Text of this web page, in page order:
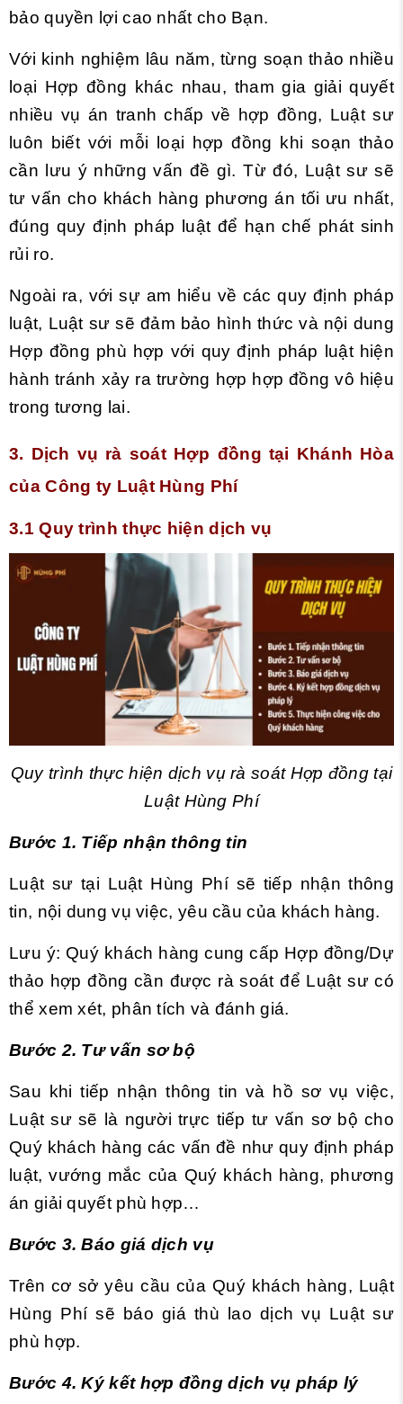
bảo quyền lợi cao nhất cho Bạn.
Với kinh nghiệm lâu năm, từng soạn thảo nhiều
loại Hợp đồng khác nhau, tham gia giải quyết
nhiều vụ án tranh chấp về hợp đồng, Luật sư
luôn biết với mỗi loại hợp đồng khi soạn thảo
cần lưu ý những vấn đề gì. Từ đó, Luật sư sẽ
tư vấn cho khách hàng phương án tối ưu nhất,
đúng quy định pháp luật để hạn chế phát sinh
rủi ro.
Ngoài ra, với sự am hiểu về các quy định pháp
luật, Luật sư sẽ đảm bảo hình thức và nội dung
Hợp đồng phù hợp với quy định pháp luật hiện
hành tránh xảy ra trường hợp hợp đồng vô hiệu
trong tương lai.
3. Dịch vụ rà soát Hợp đồng tại Khánh Hòa
của Công ty Luật Hùng Phí
3.1 Quy trình thực hiện dịch vụ
Quy trình thực hiện dịch vụ rà soát Hợp đồng tại
Luật Hùng Phí
Bước 1. Tiếp nhận thông tin
Luật sư tại Luật Hùng Phí sẽ tiếp nhận thông
tin, nội dung vụ việc, yêu cầu của khách hàng.
Lưu ý: Quý khách hàng cung cấp Hợp đồng/Dự
thảo hợp đồng cần được rà soát để Luật sư có
thể xem xét, phân tích và đánh giá.
Bước 2. Tư vấn sơ bộ
Sau khi tiếp nhận thông tin và hồ sơ vụ việc,
Luật sư sẽ là người trực tiếp tư vấn sơ bộ cho
Quý khách hàng các vấn đề như quy định pháp
luật, vướng mắc của Quý khách hàng, phương
án giải quyết phù hợp…
Bước 3. Báo giá dịch vụ
Trên cơ sở yêu cầu của Quý khách hàng, Luật
Hùng Phí sẽ báo giá thù lao dịch vụ Luật sư
phù hợp.
Bước 4. Ký kết hợp đồng dịch vụ pháp lý